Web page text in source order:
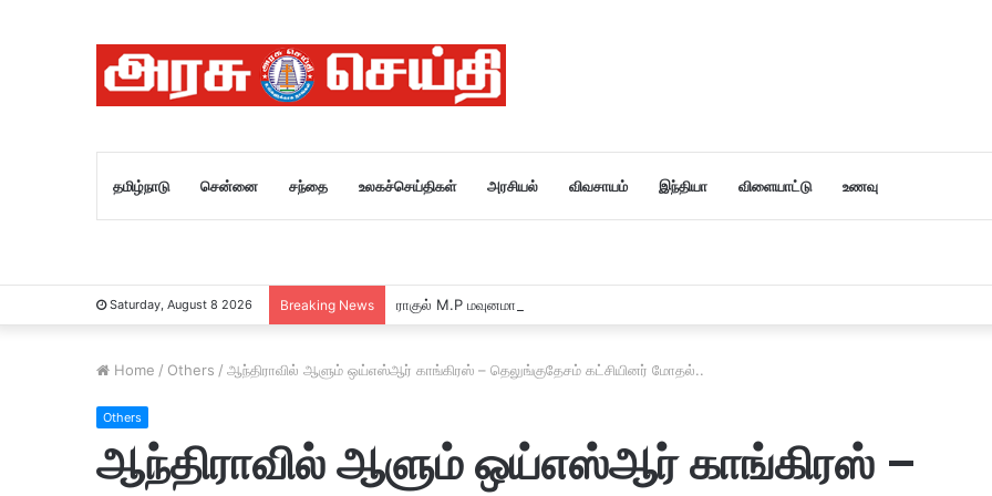
தமிழ்நாடு சென்னை சந்தை உலகச்செய்திகள் அரசியல் விவசாயம் இந்தியா விளையாட்டு உணவு
Saturday, August 8 2026 Breaking News ராகுல் M.P மவுனமாக இருப்பது ஏன்? –ரவி சங்கர் பிரசாத் M.P பா ஜ சாடல்…
Home / Others / ஆந்திராவில் ஆளும் ஒய்எஸ்ஆர் காங்கிரஸ் – தெலுங்குதேசம் கட்சியினர் மோதல்..
Others
ஆந்திராவில் ஆளும் ஒய்எஸ்ஆர் காங்கிரஸ் –